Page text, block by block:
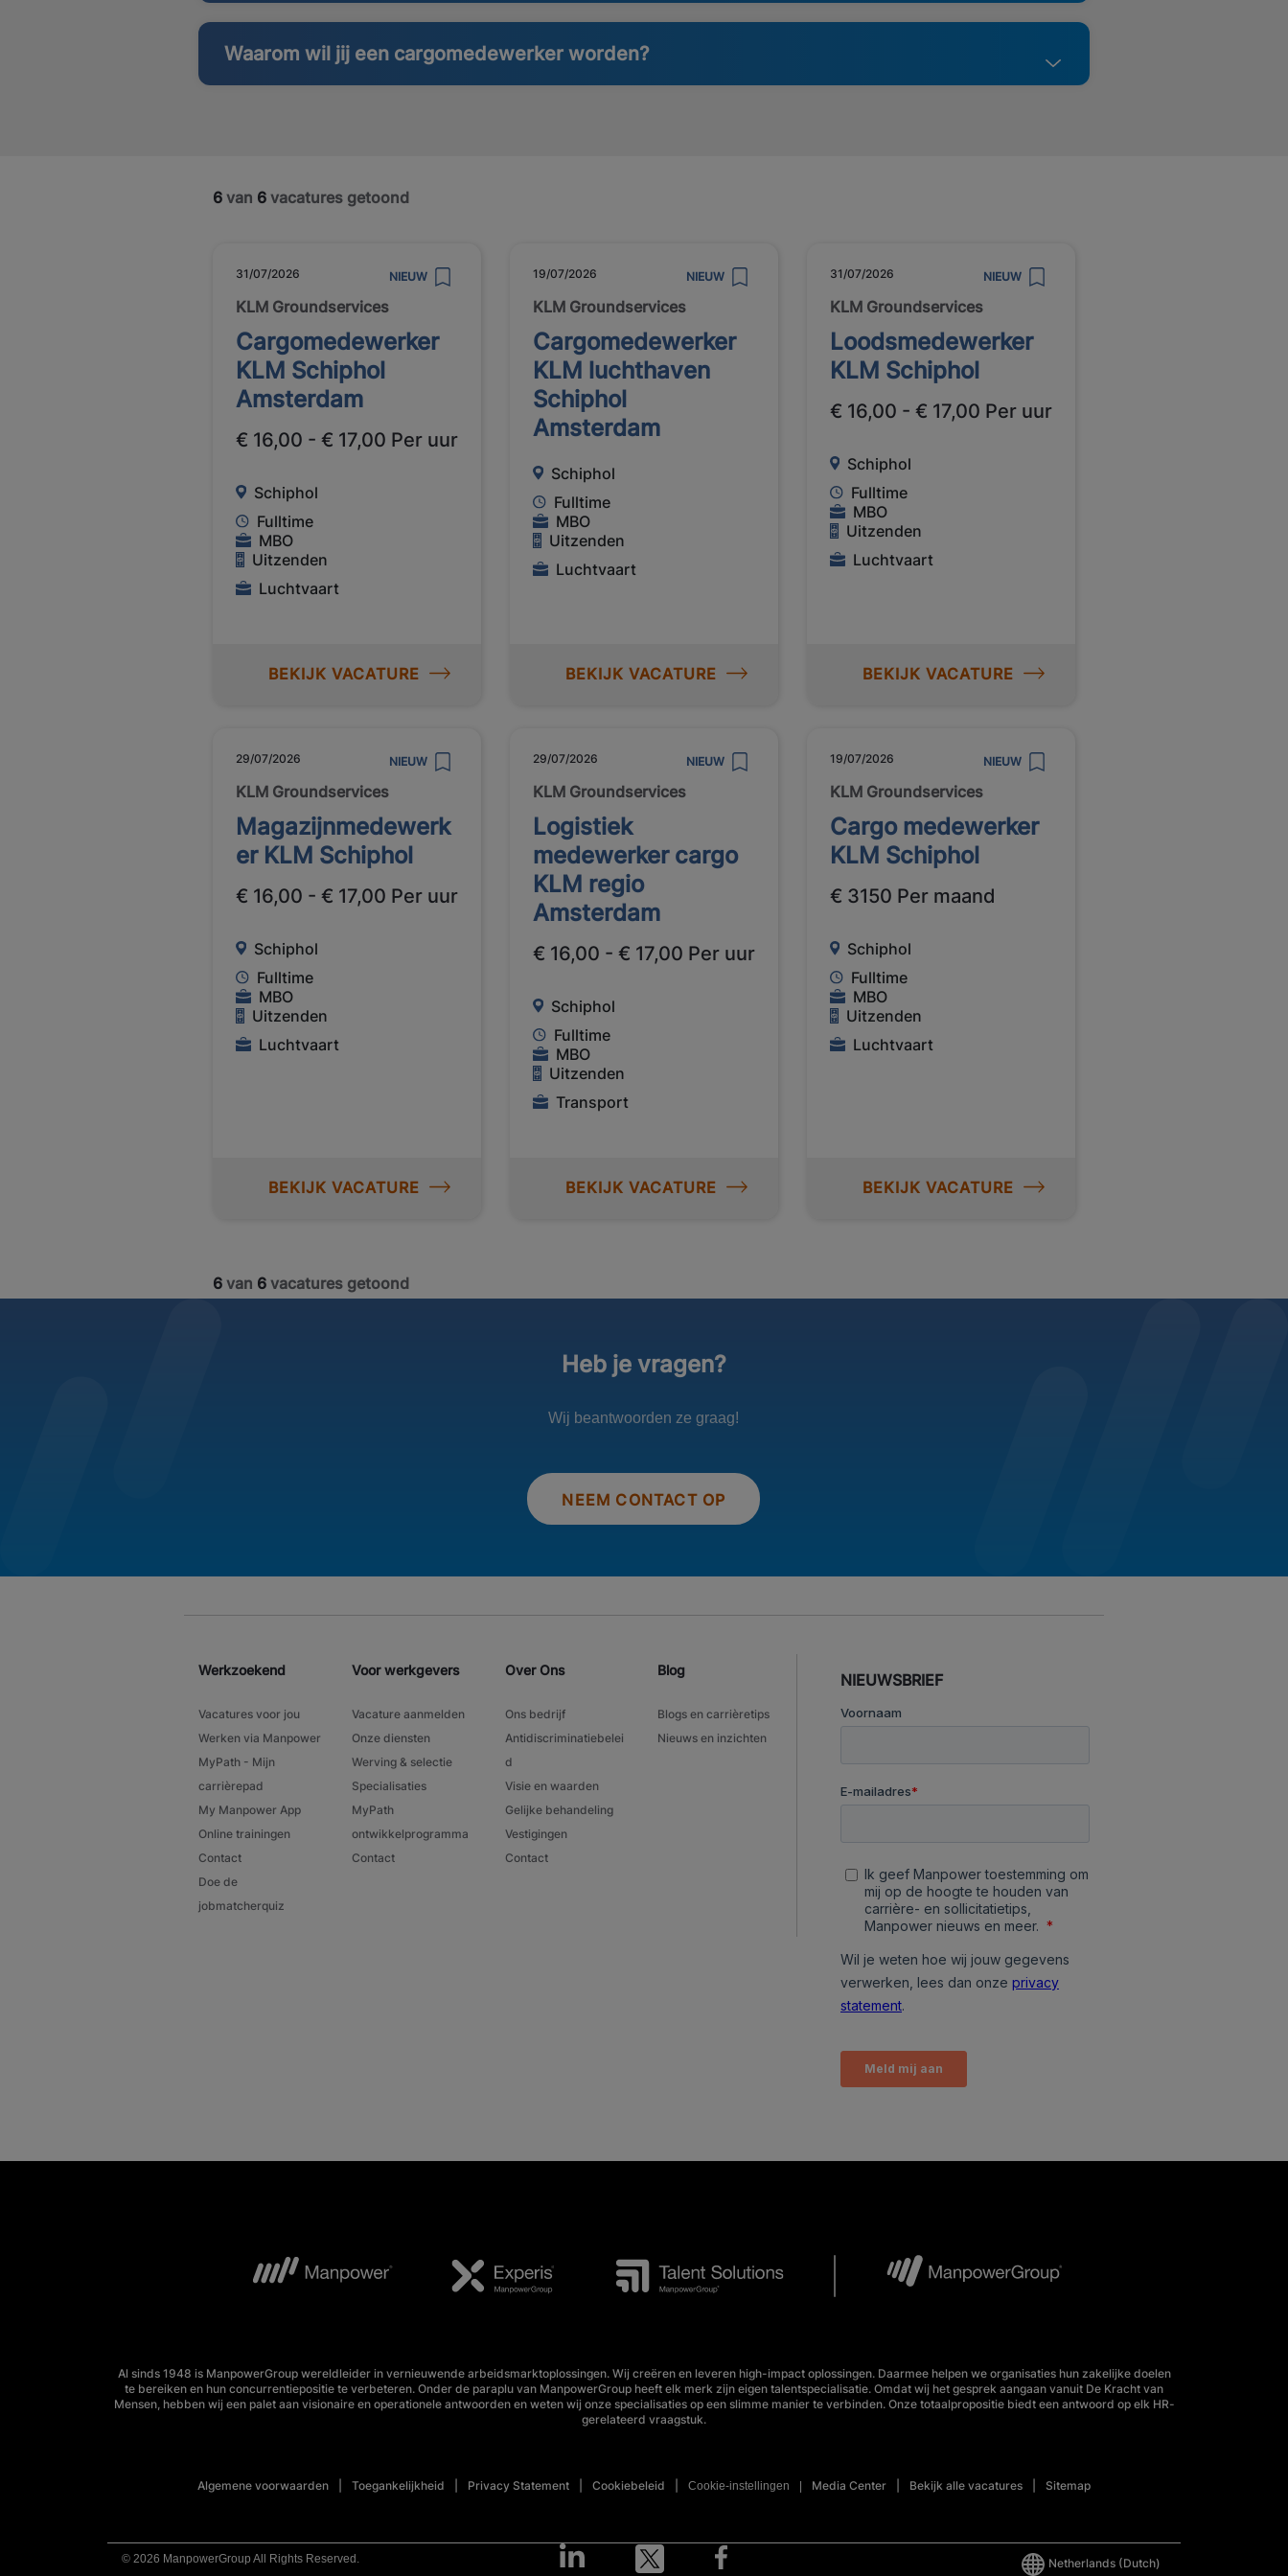
Waarom wil jij een cargomedewerker worden?
6 van 6 vacatures getoond
31/07/2026 NIEUW
KLM Groundservices
Cargomedewerker
KLM Schiphol
Amsterdam
€ 16,00 - € 17,00 Per uur
Schiphol
Fulltime
MBO
Uitzenden
Luchtvaart
BEKIJK VACATURE
19/07/2026 NIEUW
KLM Groundservices
Cargomedewerker
KLM luchthaven
Schiphol
Amsterdam
Schiphol
Fulltime
MBO
Uitzenden
Luchtvaart
BEKIJK VACATURE
31/07/2026 NIEUW
KLM Groundservices
Loodsmedewerker
KLM Schiphol
€ 16,00 - € 17,00 Per uur
Schiphol
Fulltime
MBO
Uitzenden
Luchtvaart
BEKIJK VACATURE
29/07/2026 NIEUW
KLM Groundservices
Magazijnmedewerk
er KLM Schiphol
€ 16,00 - € 17,00 Per uur
Schiphol
Fulltime
MBO
Uitzenden
Luchtvaart
BEKIJK VACATURE
29/07/2026 NIEUW
KLM Groundservices
Logistiek
medewerker cargo
KLM regio
Amsterdam
€ 16,00 - € 17,00 Per uur
Schiphol
Fulltime
MBO
Uitzenden
Transport
BEKIJK VACATURE
19/07/2026 NIEUW
KLM Groundservices
Cargo medewerker
KLM Schiphol
€ 3150 Per maand
Schiphol
Fulltime
MBO
Uitzenden
Luchtvaart
BEKIJK VACATURE
6 van 6 vacatures getoond
Heb je vragen?
Wij beantwoorden ze graag!
NEEM CONTACT OP
Werkzoekend
Vacatures voor jou
Werken via Manpower
MyPath - Mijn
carrièrepad
My Manpower App
Online trainingen
Contact
Doe de
jobmatcherquiz
Voor werkgevers
Vacature aanmelden
Onze diensten
Werving & selectie
Specialisaties
MyPath
ontwikkelprogramma
Contact
Over Ons
Ons bedrijf
Antidiscriminatiebelei
d
Visie en waarden
Gelijke behandeling
Vestigingen
Contact
Blog
Blogs en carrièretips
Nieuws en inzichten
NIEUWSBRIEF
Al sinds 1948 is ManpowerGroup wereldleider in vernieuwende arbeidsmarktoplossingen. Wij creëren en leveren high-impact oplossingen. Daarmee helpen we organisaties hun zakelijke doelen
te bereiken en hun concurrentiepositie te verbeteren. Onder de paraplu van ManpowerGroup heeft elk merk zijn eigen talentspecialisatie. Omdat wij het gesprek aangaan vanuit De Kracht van
Mensen, hebben wij een palet aan visionaire en operationele antwoorden en weten wij onze specialisaties op een slimme manier te verbinden. Onze totaalpropositie biedt een antwoord op elk HR-
gerelateerd vraagstuk.
Algemene voorwaarden Toegankelijkheid Privacy Statement Cookiebeleid Cookie-instellingen Media Center Bekijk alle vacatures Sitemap
© 2026 ManpowerGroup All Rights Reserved. Netherlands (Dutch)